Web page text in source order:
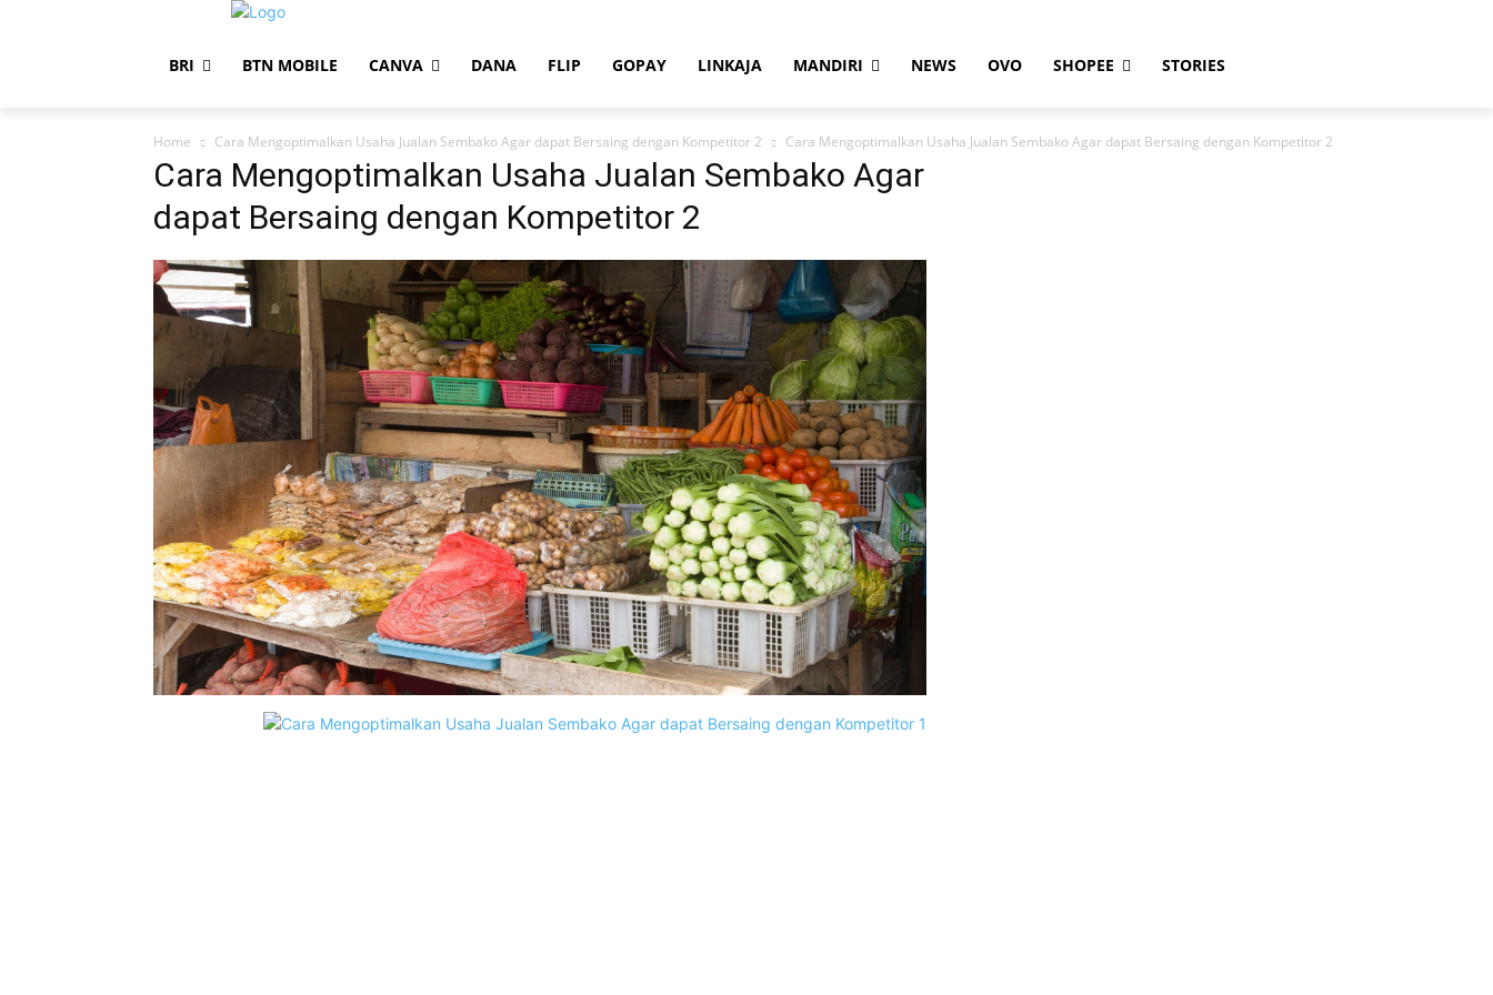
BRI BTN MOBILE CANVA DANA FLIP GOPAY LINKAJA MANDIRI NEWS OVO SHOPEE STORIES
Home Cara Mengoptimalkan Usaha Jualan Sembako Agar dapat Bersaing dengan Kompetitor 2 Cara Mengoptimalkan Usaha Jualan Sembako Agar dapat Bersaing dengan Kompetitor 2
Cara Mengoptimalkan Usaha Jualan Sembako Agar
dapat Bersaing dengan Kompetitor 2